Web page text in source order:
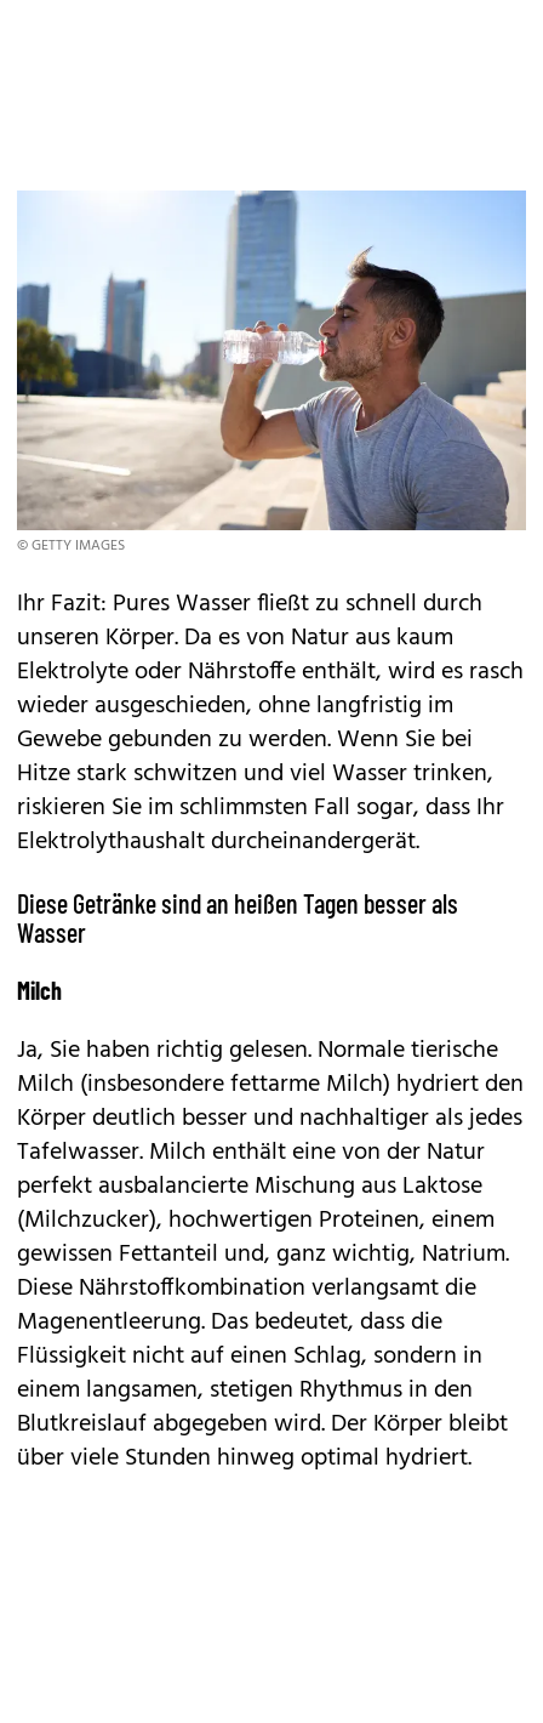
© GETTY IMAGES
Ihr Fazit: Pures Wasser fließt zu schnell durch
unseren Körper. Da es von Natur aus kaum
Elektrolyte oder Nährstoffe enthält, wird es rasch
wieder ausgeschieden, ohne langfristig im
Gewebe gebunden zu werden. Wenn Sie bei
Hitze stark schwitzen und viel Wasser trinken,
riskieren Sie im schlimmsten Fall sogar, dass Ihr
Elektrolythaushalt durcheinandergerät.
Diese Getränke sind an heißen Tagen besser als
Wasser
Milch
Ja, Sie haben richtig gelesen. Normale tierische
Milch (insbesondere fettarme Milch) hydriert den
Körper deutlich besser und nachhaltiger als jedes
Tafelwasser. Milch enthält eine von der Natur
perfekt ausbalancierte Mischung aus Laktose
(Milchzucker), hochwertigen Proteinen, einem
gewissen Fettanteil und, ganz wichtig, Natrium.
Diese Nährstoffkombination verlangsamt die
Magenentleerung. Das bedeutet, dass die
Flüssigkeit nicht auf einen Schlag, sondern in
einem langsamen, stetigen Rhythmus in den
Blutkreislauf abgegeben wird. Der Körper bleibt
über viele Stunden hinweg optimal hydriert.